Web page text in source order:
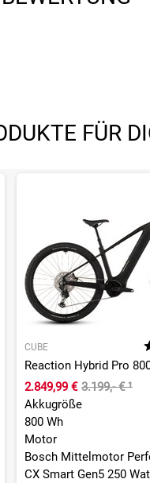
(62-622)
contact/
FÜR
CUBE
2.849,99 € 3.199,- €¹
Akkugröße
800 Wh
Motor
Bosch Mittelmotor
CX Smart Gen5 250